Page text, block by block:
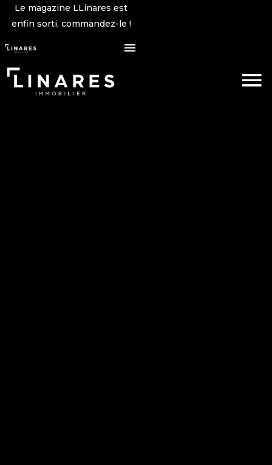
Le magazine LLinares est
enfin sorti, commandez-le !